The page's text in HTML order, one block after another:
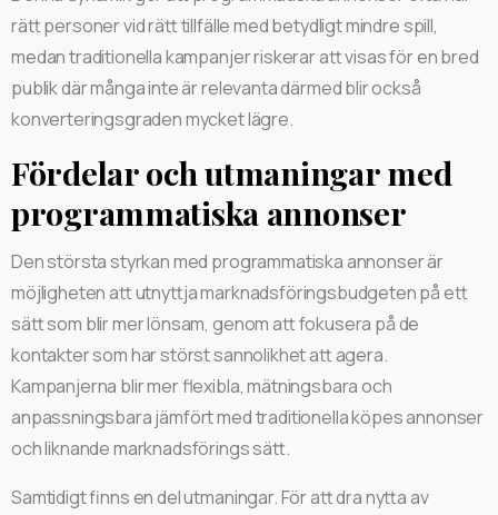
rätt personer vid rätt tillfälle med betydligt mindre spill,
medan traditionella kampanjer riskerar att visas för en bred
publik där många inte är relevanta därmed blir också
konverteringsgraden mycket lägre.
Fördelar och utmaningar med
programmatiska annonser
Den största styrkan med programmatiska annonser är
möjligheten att utnyttja marknadsföringsbudgeten på ett
sätt som blir mer lönsam, genom att fokusera på de
kontakter som har störst sannolikhet att agera.
Kampanjerna blir mer flexibla, mätningsbara och
anpassningsbara jämfört med traditionella köpes annonser
och liknande marknadsförings sätt.
Samtidigt finns en del utmaningar. För att dra nytta av